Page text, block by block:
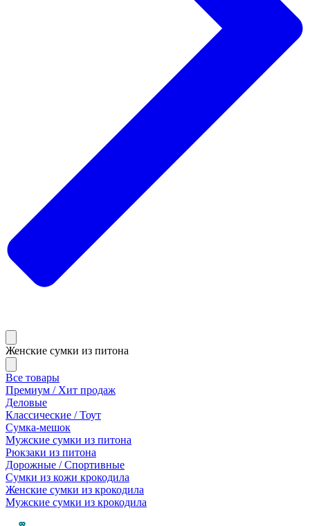
Женские сумки из питона
Все товары
Премиум / Хит продаж
Деловые
Классические / Тоут
Сумка-мешок
Мужские сумки из питона
Рюкзаки из питона
Дорожные / Спортивные
Сумки из кожи крокодила
Женские сумки из крокодила
Мужские сумки из крокодила